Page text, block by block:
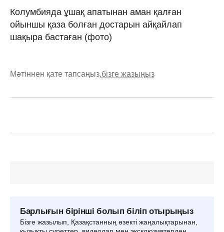
Колумбияда ұшақ апатынан аман қалған
ойыншы қаза болған достарын айқайлап
шақыра бастаған (фото)
Мәтіннен қате тапсаңыз,бізге жазыңыз
Барлығын бірінші болып біліп отырыңыз
Бізге жазылып, Қазақстанның өзекті жаңалықтарынан,